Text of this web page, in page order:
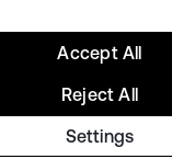
Alle Rechte
Settings
Reject All
Accept All